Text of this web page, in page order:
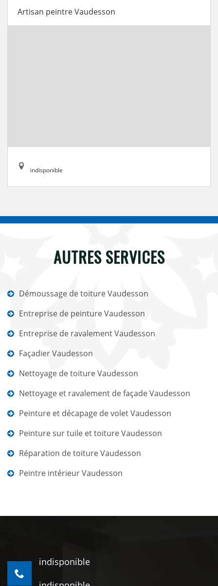
Artisan peintre Vaudesson
indisponible
AUTRES SERVICES
Démoussage de toiture Vaudesson
Entreprise de peinture Vaudesson
Entreprise de ravalement Vaudesson
Façadier Vaudesson
Nettoyage de toiture Vaudesson
Nettoyage et ravalement de façade Vaudesson
Peinture et décapage de volet Vaudesson
Peinture sur tuile et toiture Vaudesson
Réparation de toiture Vaudesson
Peintre intérieur Vaudesson
indisponible